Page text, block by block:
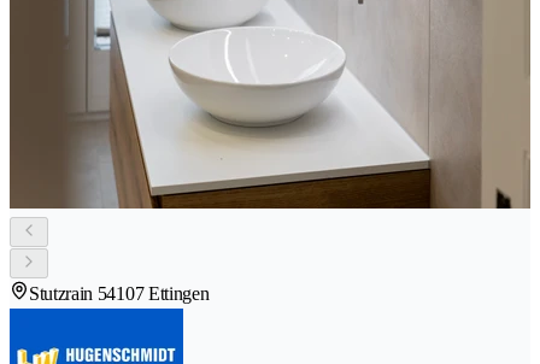
Stutzrain 54107 Ettingen